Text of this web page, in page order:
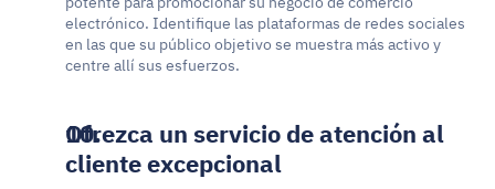
electrónico. Identifique las plataformas de redes sociales
en las que su público objetivo se muestra más activo y
centre allí sus esfuerzos.
Ofrezca un servicio de atención al
cliente excepcional